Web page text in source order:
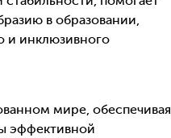
в образовании,
и инклюзивного
мире, обеспечивая
эффективной